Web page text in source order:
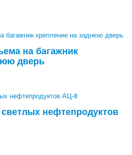
на багажник
дверь
нефтепродуктов